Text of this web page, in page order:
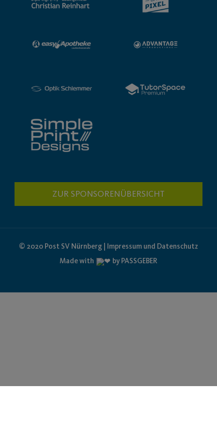
ZUR SPONSORENÜBERSICHT
© 2020 Post SV Nürnberg | Impressum und Datenschutz
Made with
by PASSGEBER